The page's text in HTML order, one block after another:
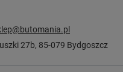
27b, 85-079 Bydgoszcz